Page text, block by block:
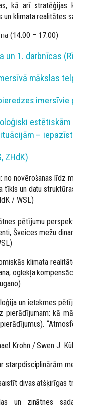
kā arī stratēģijas klimata
klimata realitātes sasaistīšanai.
(14:00 – 17:00)
un 1. darbnīcas (Rīki) ievads
mākslas telpa IAS,
imersīvie pētījumi
estētiskām vidēm
– iepazīstināšana
ZHdK)
no novērošanas līdz
tīkls un datu struktūras
/ WSL)
pētījumu perspektīvas
Šveices mežu dinamika un
klimata realitātes (12–15
oglekļa kompensācijas tirgi,
un ietekmes pētījumi
pierādījumam: kā
“Atmosfēriskais
Krohn / Swen J. Kühne
starpdisciplinārām
divas atšķirīgas trajektorijas:
un zinātnes sadarbības